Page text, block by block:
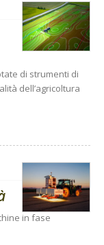
di strumenti di
dell’agricoltura
in fase